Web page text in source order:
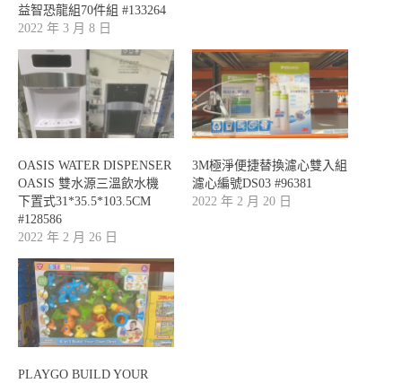
益智恐龍組70件組 #133264
2022 年 3 月 8 日
OASIS WATER DISPENSER
OASIS 雙水源三溫飲水機
下置式31*35.5*103.5CM
#128586
2022 年 2 月 26 日
3M極淨便捷替換濾心雙入組
濾心編號DS03 #96381
2022 年 2 月 20 日
PLAYGO BUILD YOUR